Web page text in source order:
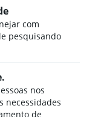
com
pesquisando
nos
necessidades
de